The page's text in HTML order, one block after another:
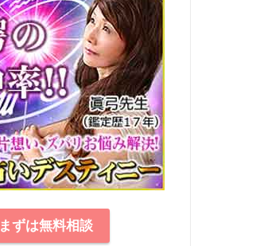
まずは無料相談